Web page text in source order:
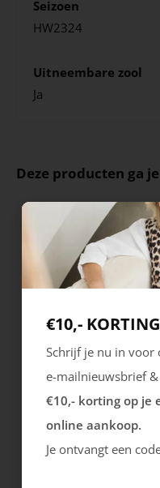
Seizoen
HW2324
Uitneembare zool
Ja
Deze producten ga
Ecco
City Stride
€10,-
Schrijf je nu in voor
e-mailnieuwsbrief
€10,- korting op je
online aankoop.
Je ontvangt een